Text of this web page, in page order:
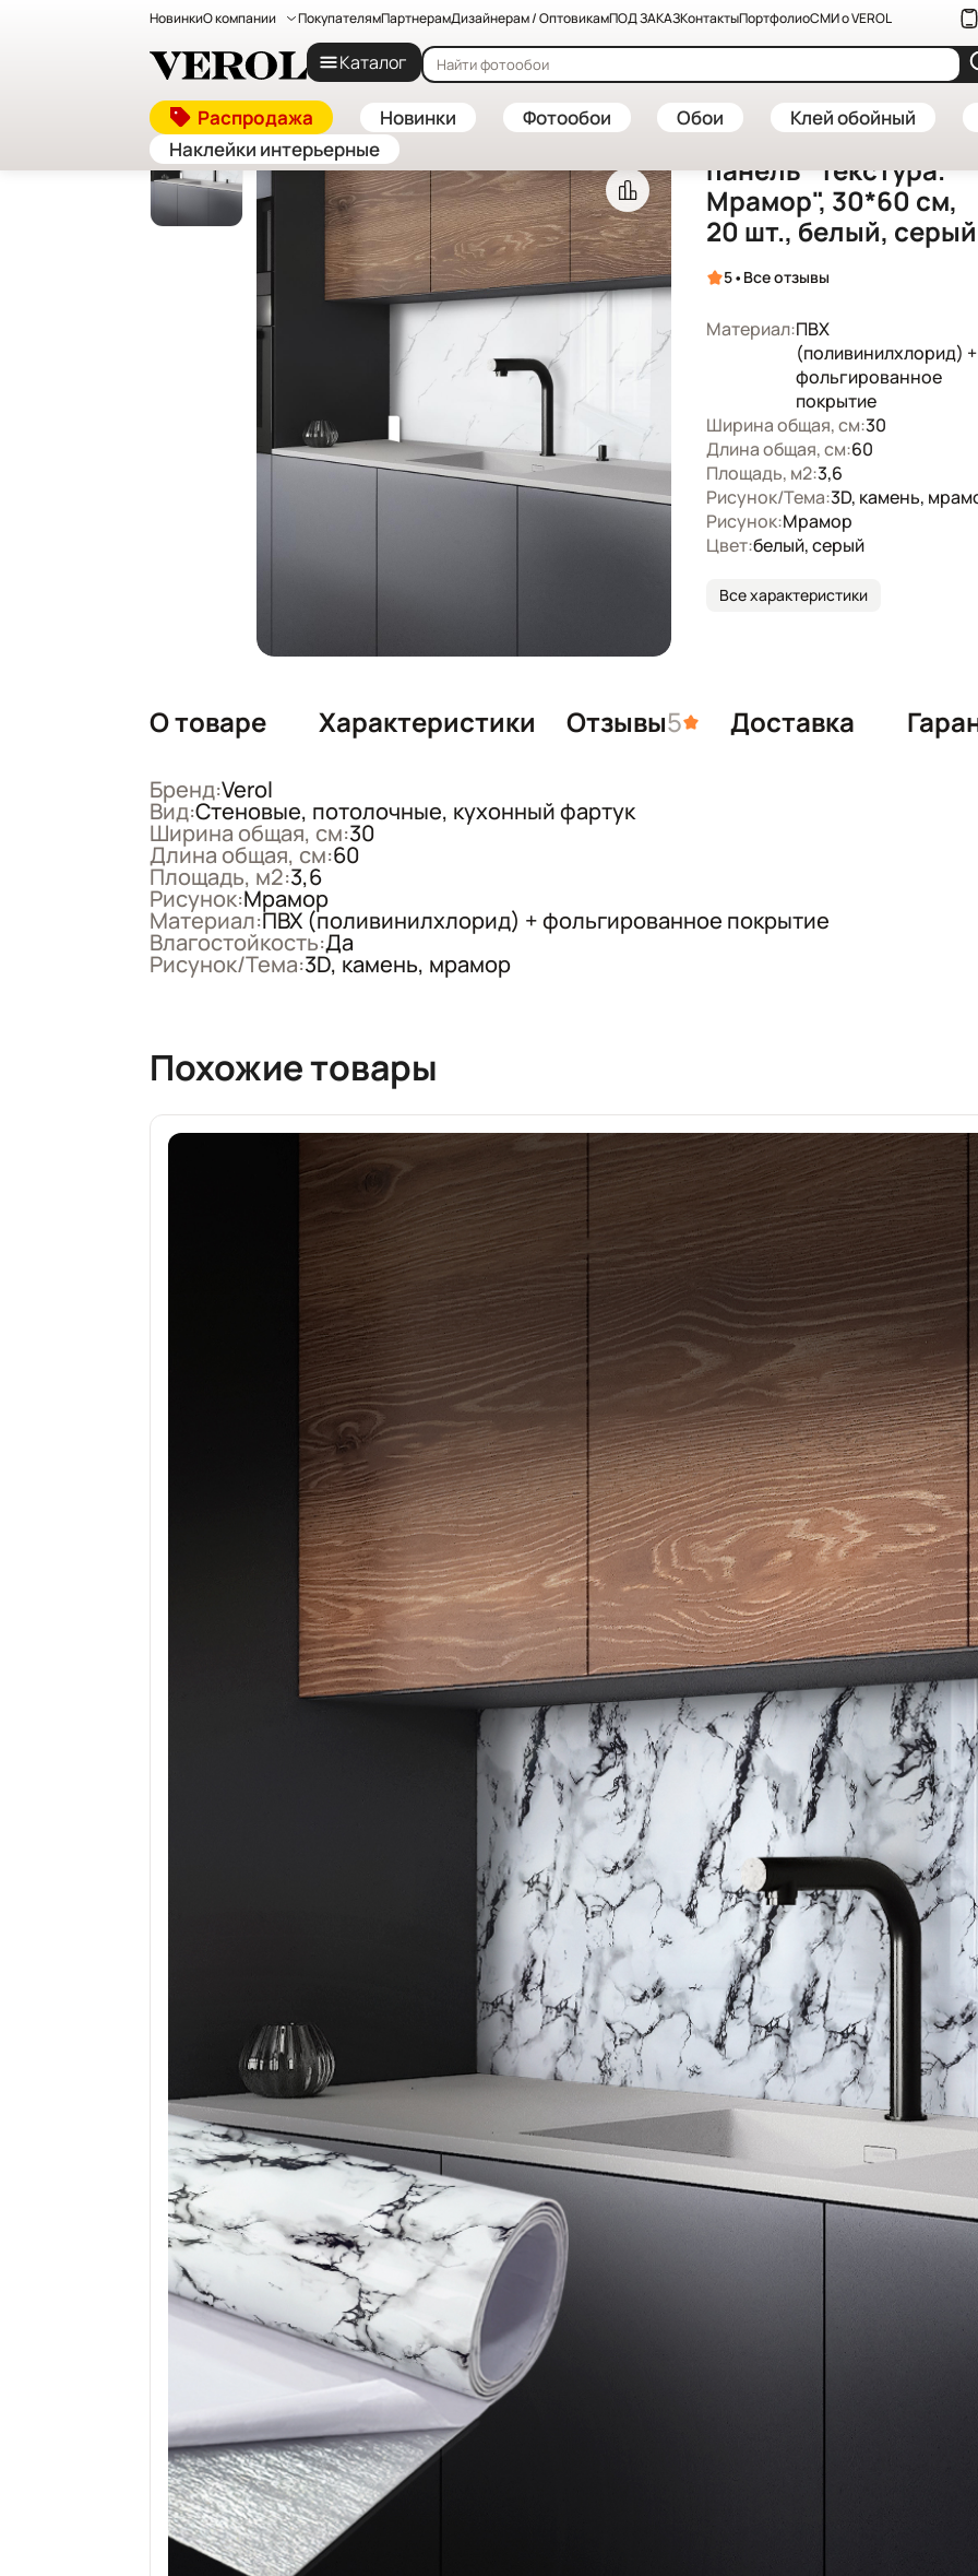
НовинкиО компании ПокупателямПартнерамДизайнерам / ОптовикамПОД ЗАКАЗКонтактыПортфолиоСМИ о VEROL
Каталог
Распродажа Новинки Фотообои Обои Клей обойный
Наклейки интерьерные
Главная—Каталог—Декоративные стеновые панели ПВХ и МДФ — купить в интернет-магазине VEROL—
Артикул: СП0003/20 шт
Самоклеящаяся
панель "Текстура.
Мрамор", 30*60 см,
20 шт., белый, серый
5• Все отзывы
Материал:ПВХ
(поливинилхлорид) +
фольгированное
покрытие
Ширина общая, см:30
Длина общая, см:60
Площадь, м2:3,6
Рисунок/Тема:3D, камень,
Рисунок:Мрамор
Цвет:белый, серый
Все характеристики
О товаре Характеристики Отзывы5 Доставка
Бренд:Verol
Вид:Стеновые, потолочные, кухонный фартук
Ширина общая, см:30
Длина общая, см:60
Площадь, м2:3,6
Рисунок:Мрамор
Материал:ПВХ (поливинилхлорид) + фольгированное покрытие
Влагостойкость:Да
Рисунок/Тема:3D, камень, мрамор
Похожие товары